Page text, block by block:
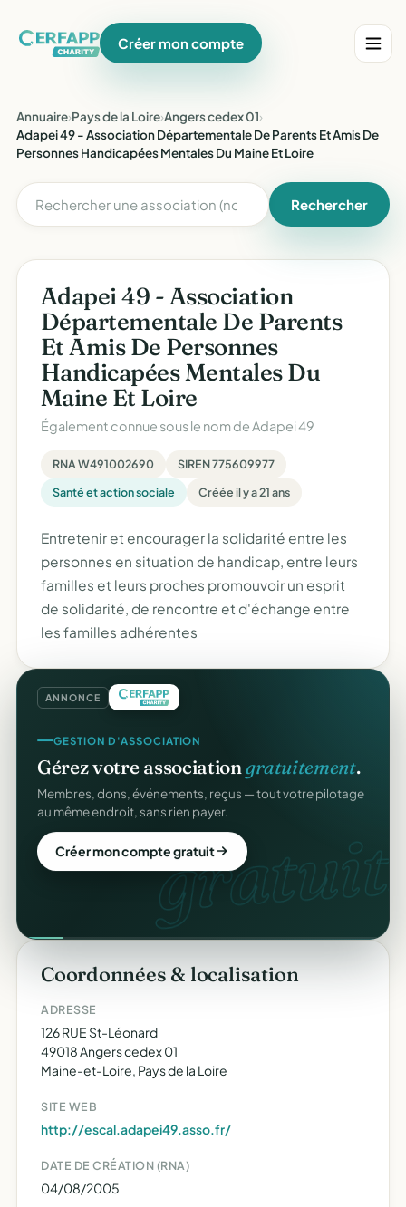
Créer mon compte
Annuaire›Pays de la Loire›Angers cedex 01›
Adapei 49 - Association Départementale De Parents Et Amis De
Personnes Handicapées Mentales Du Maine Et Loire
Rechercher
Adapei 49 - Association
Départementale De Parents
Et Amis De Personnes
Handicapées Mentales Du
Maine Et Loire
Également connue sous le nom deAdapei 49
RNA W491002690
SIREN 775609977
Santé et action sociale
Créée il y a 21 ans
Entretenir et encourager la solidarité entre les
personnes en situation de handicap, entre leurs
familles et leurs proches promouvoir un esprit
de solidarité, de rencontre et d'échange entre
les familles adhérentes
ANNONCE
gratuit.
GESTION D'ASSOCIATION
Gérez votre associationgratuitement.
Membres, dons, événements, reçus — tout votre pilotage
au même endroit, sans rien payer.
Créer mon compte gratuit
Coordonnées & localisation
ADRESSE
126 RUE St-Léonard
49018 Angers cedex 01
Maine-et-Loire, Pays de la Loire
SITE WEB
http://escal.adapei49.asso.fr/
DATE DE CRÉATION (RNA)
04/08/2005